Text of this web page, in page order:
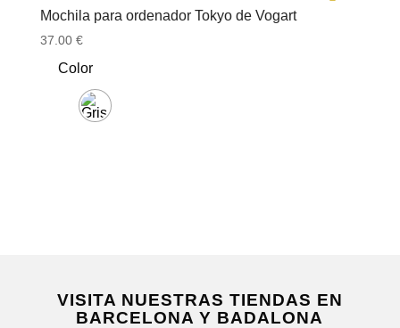
Mochila para ordenador Tokyo de Vogart
37.00 €
Color
VISITA NUESTRAS TIENDAS EN
BARCELONA Y BADALONA